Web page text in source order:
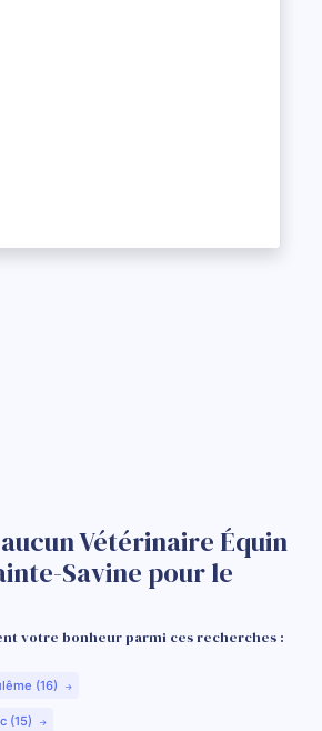
Vétérinaire Équin
Savine pour le
votre bonheur parmi ces recherches :
(16)
(15)